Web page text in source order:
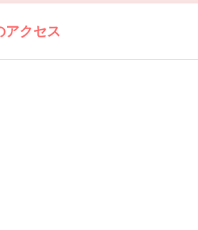
クセス